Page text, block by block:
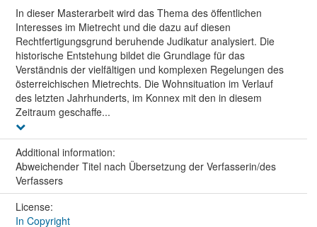
In dieser Masterarbeit wird das Thema des öffentlichen
Interesses im Mietrecht und die dazu auf diesen
Rechtfertigungsgrund beruhende Judikatur analysiert. Die
historische Entstehung bildet die Grundlage für das
Verständnis der vielfältigen und komplexen Regelungen des
österreichischen Mietrechts. Die Wohnsituation im Verlauf
des letzten Jahrhunderts, im Konnex mit den in diesem
Zeitraum geschaffe...
Additional information:
Abweichender Titel nach Übersetzung der Verfasserin/des
Verfassers
License:
In Copyright